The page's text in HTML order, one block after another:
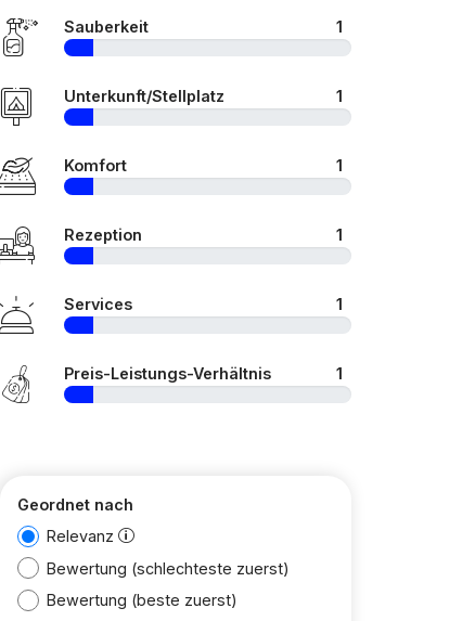
Sauberkeit 1
Unterkunft/Stellplatz 1
Komfort 1
Rezeption 1
Services 1
Preis-Leistungs-Verhältnis 1
Geordnet nach
Relevanz
Bewertung (schlechteste zuerst)
Bewertung (beste zuerst)